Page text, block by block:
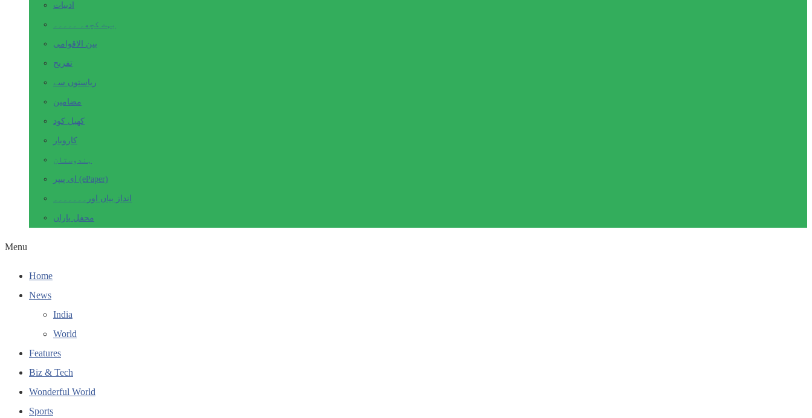
ادبیات
بہت کچھ۔ ۔۔۔۔۔
بین الاقوامی
تفریح
ریاستوں سے
مضامین
کھیل کود
کاروبار
ہندوستان
ای پیپر (ePaper)
انداز بیاں اور۔۔۔۔۔۔۔
محفل یاراں
Menu
Home
News
India
World
Features
Biz & Tech
Wonderful World
Sports